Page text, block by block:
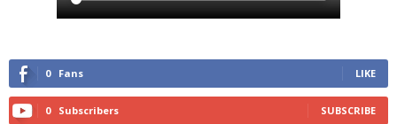
0 Fans LIKE
0 Subscribers SUBSCRIBE